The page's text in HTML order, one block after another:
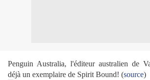
Penguin Australia, l'éditeur australien de
déjà un exemplaire de Spirit Bound! (source)